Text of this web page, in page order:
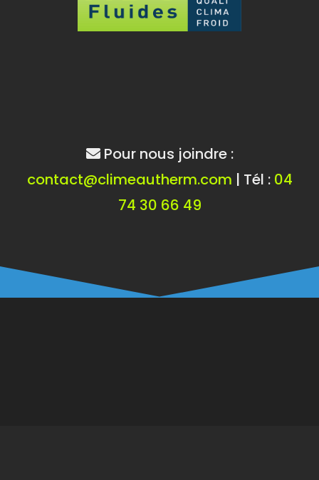
Pour nous joindre :
contact@climeautherm.com | Tél : 04
74 30 66 49